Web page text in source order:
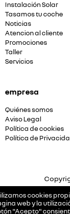
cookies
web y la
"Acepto"
Instalación Solar
Tasamos tu coche
Noticias
Atencion al cliente
Promociones
Taller
Servicios
empresa
Quiénes somos
Aviso Legal
Política de cookies
Política de